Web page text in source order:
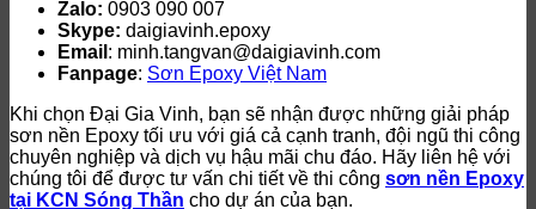
Zalo: 0903 090 007
Skype: daigiavinh.epoxy
Email : minh.tangvan@daigiavinh.com
Fanpage: Sơn Epoxy Việt Nam
Khi chọn Đại Gia Vinh, bạn sẽ nhận được những giải pháp
sơn nền Epoxy tối ưu với giá cả cạnh tranh, đội ngũ thi công
chuyên nghiệp và dịch vụ hậu mãi chu đáo. Hãy liên hệ với
chúng tôi để được tư vấn chi tiết về thi công sơn nền Epoxy
tại KCN Sóng Thần cho dự án của bạn.